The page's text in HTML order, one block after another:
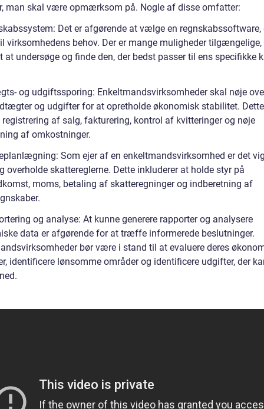
man skal være opmærksom på. Nogle af disse omfatter:
Det er afgørende at vælge en regnskabssoftware,
virksomhedens behov. Der er mange muligheder tilgængelige,
at undersøge og finde den, der bedst passer til ens specifikke
og udgiftssporing: Enkeltmandsvirksomheder skal nøje
og udgifter for at opretholde økonomisk stabilitet.
af salg, fakturering, kontrol af kvitteringer og nøje
af omkostninger.
Som ejer af en enkeltmandsvirksomhed er det
overholde skattereglerne. Dette inkluderer at holde styr på
moms, betaling af skatteregninger og indberetning af
og analyse: At kunne generere rapporter og analysere
data er afgørende for at træffe informerede beslutninger.
bør være i stand til at evaluere deres
identificere lønsomme områder og identificere udgifter, der